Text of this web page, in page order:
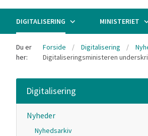
DIGITALISERING MINISTERIET
Du er
her:
Forside Digitalisering
Digitaliseringsministeren
Digitalisering
Nyheder
Nyhedsarkiv